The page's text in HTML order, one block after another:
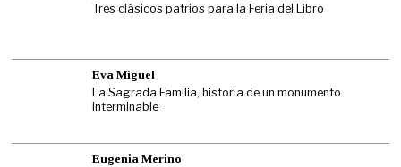
Tres clásicos patrios para la Feria del Libro
Eva Miguel
La Sagrada Familia, historia de un monumento
interminable
Eugenia Merino